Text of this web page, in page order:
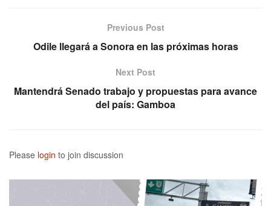
Previous Post
Odile llegará a Sonora en las próximas horas
Next Post
Mantendrá Senado trabajo y propuestas para avance
del país: Gamboa
Please login to join discussion